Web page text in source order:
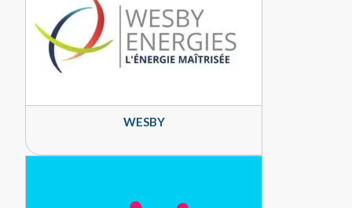
WESBY